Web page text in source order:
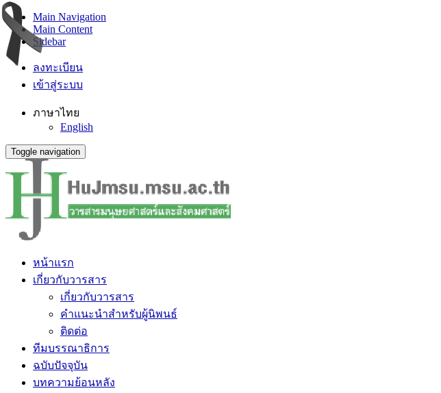
Main Navigation
Main Content
Sidebar
ลงทะเบียน
เข้าสู่ระบบ
ภาษาไทย
English
Toggle navigation
หน้าแรก
เกี่ยวกับวารสาร
เกี่ยวกับวารสาร
คำแนะนำสำหรับผู้นิพนธ์
ติดต่อ
ทีมบรรณาธิการ
ฉบับปัจจุบัน
บทความย้อนหลัง